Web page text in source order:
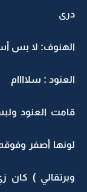
درى
الهنوف: لا بس
العنود : سلاااام
قامت العنود
لونها أصفر
وبرتقالي ) كان